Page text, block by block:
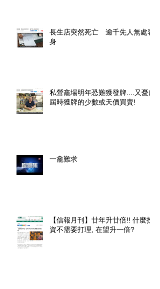
長生店突然死亡 逾千先人無處容
身
私營龕場明年恐難獲發牌....又憂慮
屆時獲牌的少數或天價買賣!
一龕難求
【信報月刊】廿年升廿倍!! 什麼投
資不需要打理, 在望升一倍?